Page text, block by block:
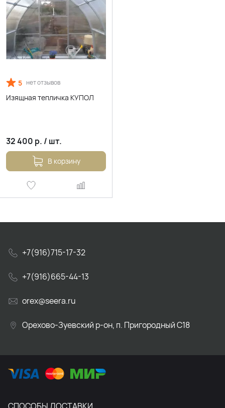
5 нет отзывов
Изящная тепличка КУПОЛ
32 400 р. / шт.
В корзину
+7(916)715-17-32
+7(916)665-44-13
orex@seera.ru
Орехово-Зуевский р-он, п. Пригородный С18